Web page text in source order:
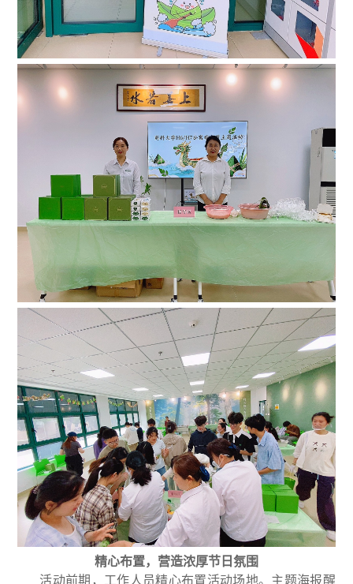
精心布置， 营造浓厚节日氛围
活动前期，工作人员精心布置活动场地。主题海报醒